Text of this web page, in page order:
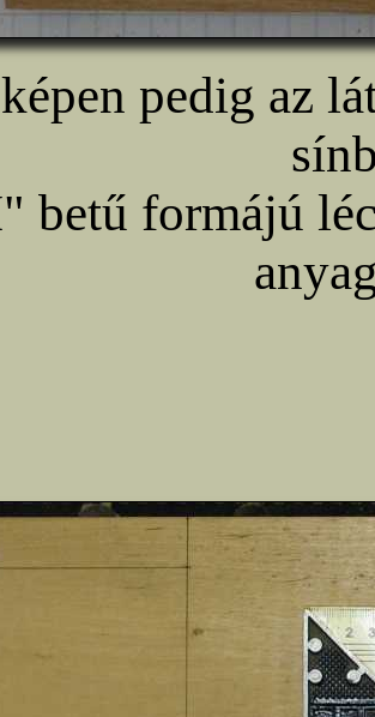
pedig az
betű formájú